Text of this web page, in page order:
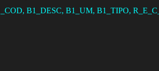
B1_DESC, B1_UM, B1_TIPO,